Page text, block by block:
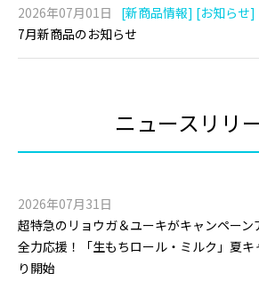
2026年07月01日
[新商品情報] [お知らせ]
7月新商品のお知らせ
ニュースリリ
2026年07月31日
超特急のリョウガ＆ユーキがキャンペーン
全力応援！「生もちロール・ミルク」夏キ
り開始